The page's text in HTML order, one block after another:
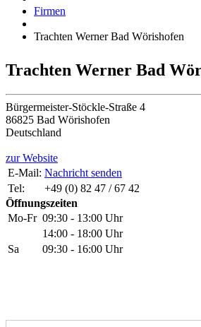
Firmen
Trachten Werner Bad Wörishofen
Trachten Werner Bad
Bürgermeister-Stöckle-Straße 4
86825 Bad Wörishofen
Deutschland
zur Website
E-Mail: Nachricht senden
Tel:
+49 (0) 82 47 / 67 42
Öffnungszeiten
Mo-Fr 09:30 - 13:00 Uhr
14:00 - 18:00 Uhr
Sa
09:30 - 16:00 Uhr